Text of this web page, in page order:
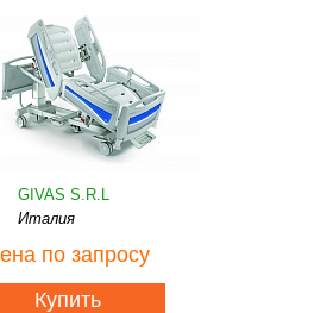
GIVAS S.R.L
Италия
по запросу
Купить